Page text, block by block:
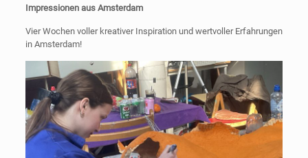
Impressionen aus Amsterdam
Vier Wochen voller kreativer Inspiration und wertvoller Erfahrungen
in Amsterdam!